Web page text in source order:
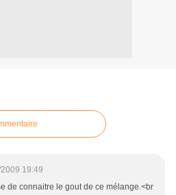
19:49
de connaitre le gout de ce mélange.<br